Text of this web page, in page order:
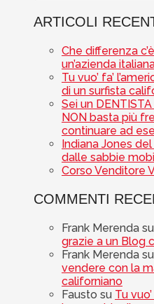
ARTICOLI
Che differenza
un’azienda
Tu vuo’ fa’
di un surfista
Sei un
NON basta più
continuare ad
Indiana Jones
dalle sabbie
Corso Venditore
COMMENTI
Frank Merenda su
grazie a un Blog
Frank Merenda su
vendere con la
californiano
Fausto su Tu